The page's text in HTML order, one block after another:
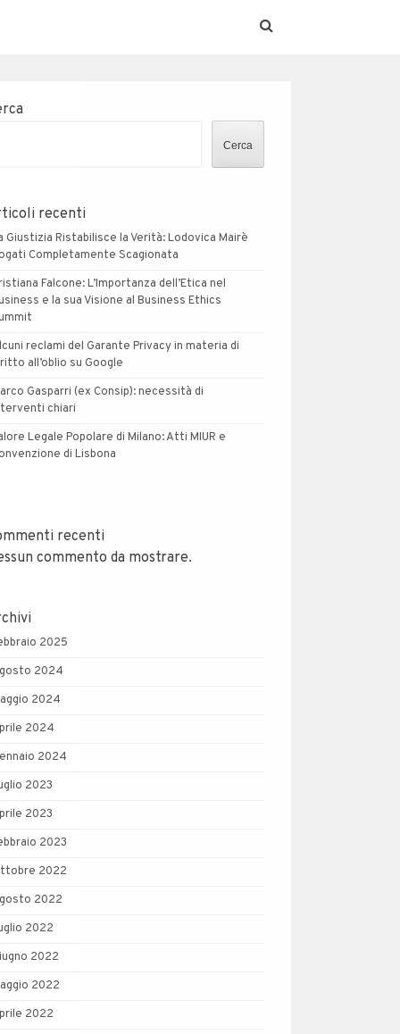
Cerca
recenti
Giustizia Ristabilisce la Verità: Lodovica Mairè
Completamente Scagionata
Falcone: L’Importanza dell’Etica nel
e la sua Visione al Business Ethics
reclami del Garante Privacy in materia di
all’oblio su Google
Gasparri (ex Consip): necessità di
chiari
Legale Popolare di Milano: Atti MIUR e
di Lisbona
recenti
commento da mostrare.
2025
2024
2024
2024
2024
2023
2023
2023
2022
2022
2022
2022
2022
2022